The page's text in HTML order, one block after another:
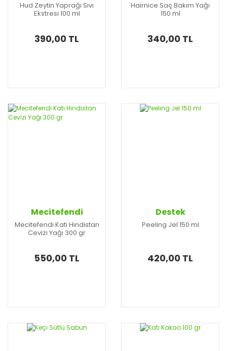
Hud Zeytin Yaprağı Sıvı
Ekstresi 100 ml
390,00 TL
Hairnice Saç Bakım Yağı
150 ml
340,00 TL
Mecitefendi
Mecitefendi Katı Hindistan
Cevizi Yağı 300 gr
550,00 TL
Destek
Peeling Jel 150 ml
420,00 TL